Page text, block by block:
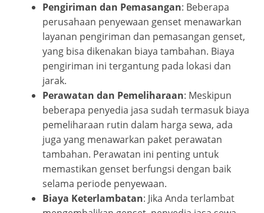
Pengiriman dan Pemasangan: Beberapa
perusahaan penyewaan genset menawarkan
layanan pengiriman dan pemasangan genset,
yang bisa dikenakan biaya tambahan. Biaya
pengiriman ini tergantung pada lokasi dan
jarak.
Perawatan dan Pemeliharaan: Meskipun
beberapa penyedia jasa sudah termasuk biaya
pemeliharaan rutin dalam harga sewa, ada
juga yang menawarkan paket perawatan
tambahan. Perawatan ini penting untuk
memastikan genset berfungsi dengan baik
selama periode penyewaan.
Biaya Keterlambatan: Jika Anda terlambat